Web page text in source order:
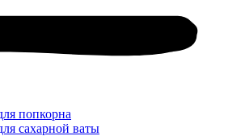
попкорна
сахарной ваты